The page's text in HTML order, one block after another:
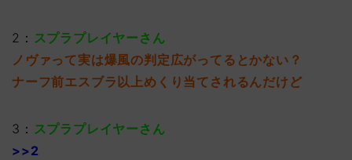
2： スプラプレイヤーさん
ノヴァって実は爆風の判定広がってるとかない？
ナーフ前エスブラ以上めくり当てされるんだけど
3： スプラプレイヤーさん
>>2